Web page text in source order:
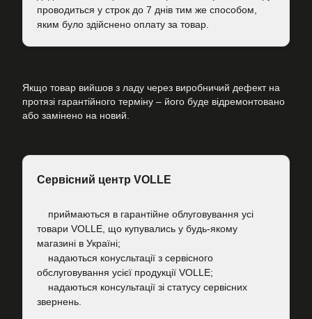
проводиться у строк до 7 днів тим же способом,
яким було здійснено оплату за товар.
Якщо товар вийшов з ладу через виробничий дефект на
протязі гарантійного терміну – його буде відремонтовано
або замінено на новий.
Сервісний центр VOLLE
приймаються в гарантійне облуговування усі
товари VOLLE, що купувались у будь-якому
магазині в Україні;
надаються конусльтації з сервісного
обслуговування усієї продукції VOLLE;
надаються консультації зі статусу сервісних
звернень.